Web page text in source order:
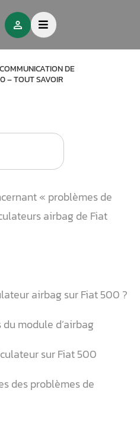
DE
– TOUT SAVOIR
« problèmes de
airbag de Fiat
airbag sur Fiat 500 ?
du module d’airbag
sur Fiat 500
des problèmes de